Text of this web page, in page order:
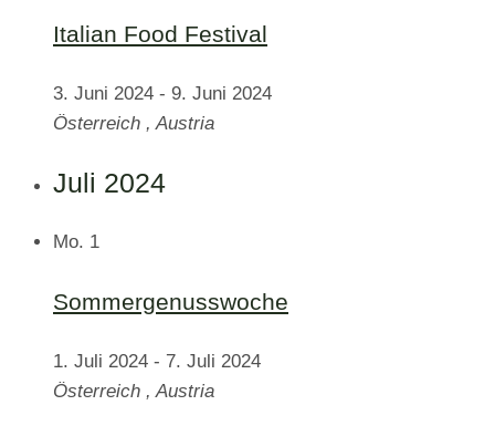
Italian Food Festival
3. Juni 2024 - 9. Juni 2024
Österreich , Austria
Juli 2024
Mo. 1
Sommergenusswoche
1. Juli 2024 - 7. Juli 2024
Österreich , Austria